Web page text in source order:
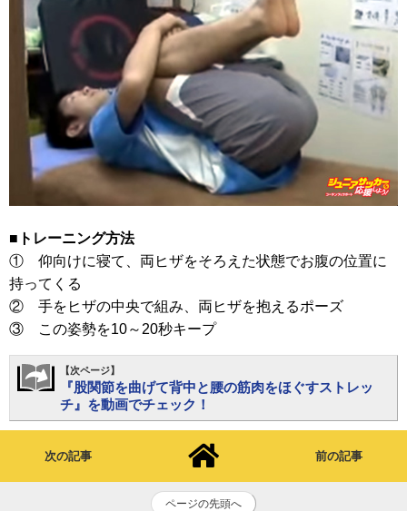
■トレーニング方法
① 仰向けに寝て、両ヒザをそろえた状態でお腹の位置に
持ってくる
② 手をヒザの中央で組み、両ヒザを抱えるポーズ
③ この姿勢を10～20秒キープ
【次ページ】
『股関節を曲げて背中と腰の筋肉をほぐすストレッ
チ』を動画でチェック！
次の記事 前の記事
ページの先頭へ